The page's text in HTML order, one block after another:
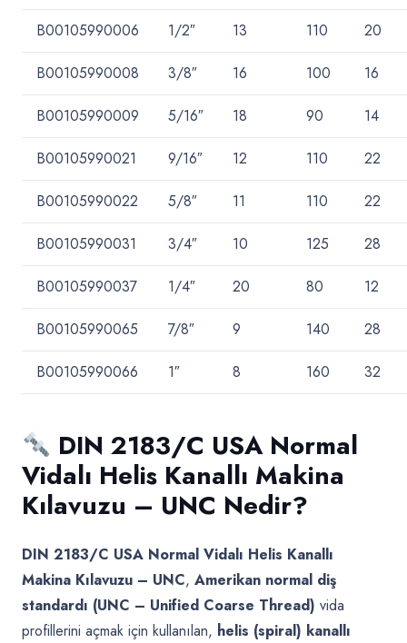
B00105990006 1/2″ 13 110 20
B00105990008 3/8″ 16 100 16
B00105990009 5/16″ 18 90 14
B00105990021 9/16″ 12 110 22
B00105990022 5/8″ 11 110 22
B00105990031 3/4″ 10 125 28
B00105990037 1/4″ 20 80 12
B00105990065 7/8″ 9 140 28
B00105990066 1″ 8 160 32
DIN 2183/C USA Normal
Vidalı Helis Kanallı Makina
Kılavuzu – UNC Nedir?
DIN 2183/C USA Normal Vidalı Helis Kanallı
Makina Kılavuzu – UNC, Amerikan normal diş
standardı (UNC – Unified Coarse Thread) vida
profillerini açmak için kullanılan, helis (spiral) kanallı